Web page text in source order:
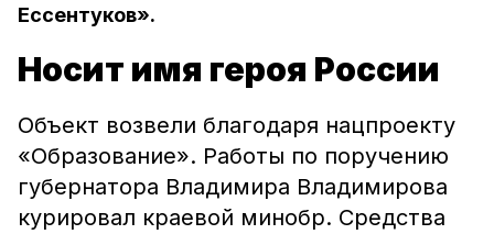
Ессентуков».
Носит имя героя России
Объект возвели благодаря нацпроекту
«Образование». Работы по поручению
губернатора Владимира Владимирова
курировал краевой минобр. Средства